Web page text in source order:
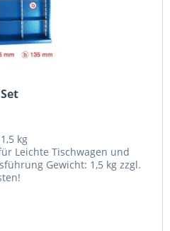
kg
Leichte Tischwagen und
Gewicht: 1,5 kg zzgl.